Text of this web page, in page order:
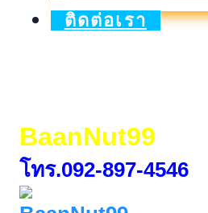
ติดต่อเรา
BaanNut99
โทร.092-897-4546
เจริ